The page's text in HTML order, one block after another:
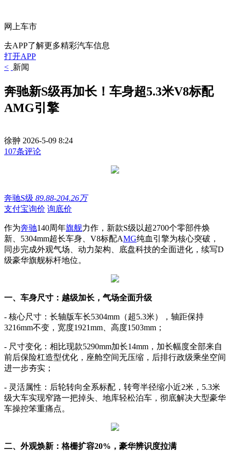
网上车市
去APP了解更多精彩汽车信息
打开APP
< 新闻
奔驰新S级再加长！车身超5.3米V8标配
AMG引擎
徐翀 2026-5-09 8:24
107条评论
奔驰S级 89.88-204.26万
支付宝询价 询底价
作为奔驰140周年旗舰力作，新款S级以超2700个零部件焕
新、5304mm超长车身、V8标配AMG纯血引擎为核心突破，
同步完成外观气场、动力架构、底盘科技的全面进化，续写D
级豪华旗舰标杆地位。
一、车身尺寸：越级加长，气场全面升级
- 核心尺寸：长轴版车长5304mm（超5.3米），轴距保持
3216mm不变，宽度1921mm、高度1503mm；
- 尺寸变化：相比现款5290mm加长14mm，加长幅度全部来自
前后保险杠造型优化，座舱空间无压缩，后排行政级乘坐空间
进一步夯实；
- 灵活属性：后轮转向全系标配，转弯半径缩小近2米，5.3米
级大车实现窄路一把掉头、地库轻松泊车，彻底解决大型豪华
车操控笨重痛点。
二、外观焕新：格栅扩容20%，豪华辨识度拉满